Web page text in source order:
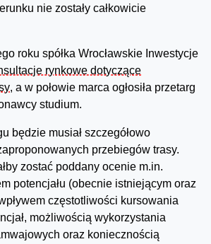
nie zostały całkowicie
roku spółka Wrocławskie Inwestycje
rynkowe dotyczące
, a w połowie marca ogłosiła przetarg
studium.
będzie musiał szczegółowo
przebiegów trasy.
zostać poddany ocenie m.in.
potencjału (obecnie istniejącym oraz
częstotliwości kursowania
możliwością wykorzystania
oraz koniecznością